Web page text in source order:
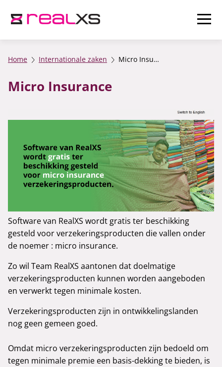
Home Internationale zaken Micro Insurance
Micro Insurance
Software van RealXS wordt gratis ter beschikking
gesteld voor verzekeringsproducten die vallen onder
de noemer : micro insurance.
Zo wil Team RealXS aantonen dat doelmatige
verzekeringsproducten kunnen worden aangeboden
en verwerkt tegen minimale kosten.
Verzekeringsproducten zijn in ontwikkelingslanden
nog geen gemeen goed.
Omdat micro verzekeringsproducten zijn bedoeld om
tegen minimale premie een basis-dekking te bieden, is